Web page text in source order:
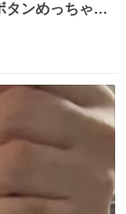
タンめっちゃ間